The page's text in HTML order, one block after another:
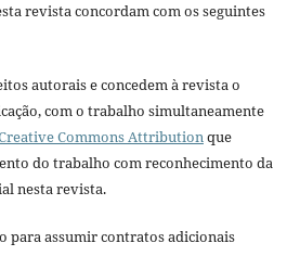
revista concordam com os seguintes
autorais e concedem à revista o
com o trabalho simultaneamente
Commons Attributionque
do trabalho com reconhecimento da
nesta revista.
para assumir contratos adicionais